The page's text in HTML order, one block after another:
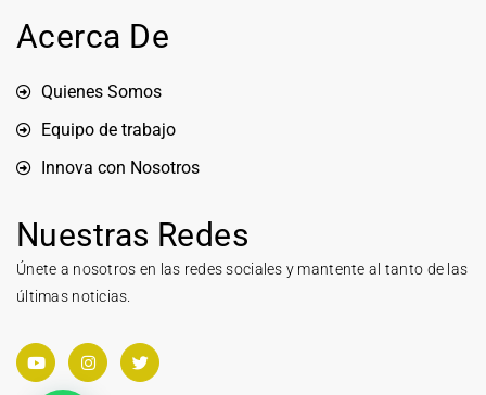
Acerca De
Quienes Somos
Equipo de trabajo
Innova con Nosotros
Nuestras Redes
Únete a nosotros en las redes sociales y mantente al tanto de las
últimas noticias.